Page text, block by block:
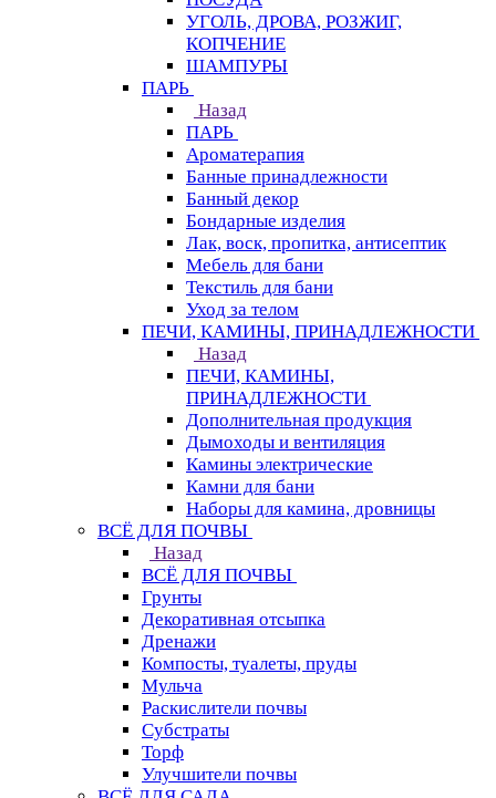
УГОЛЬ, ДРОВА, РОЗЖИГ,
КОПЧЕНИЕ
ШАМПУРЫ
ПАРЬ
Назад
ПАРЬ
Ароматерапия
Банные принадлежности
Банный декор
Бондарные изделия
Лак, воск, пропитка, антисептик
Мебель для бани
Текстиль для бани
Уход за телом
ПЕЧИ, КАМИНЫ, ПРИНАДЛЕЖНОСТИ
Назад
ПЕЧИ, КАМИНЫ,
ПРИНАДЛЕЖНОСТИ
Дополнительная продукция
Дымоходы и вентиляция
Камины электрические
Камни для бани
Наборы для камина, дровницы
ВСЁ ДЛЯ ПОЧВЫ
Назад
ВСЁ ДЛЯ ПОЧВЫ
Грунты
Декоративная отсыпка
Дренажи
Компосты, туалеты, пруды
Мульча
Раскислители почвы
Субстраты
Торф
Улучшители почвы